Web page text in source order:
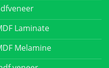
Laminate
Melamine